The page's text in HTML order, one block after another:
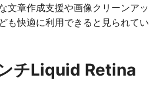
文章作成支援や画像クリーンアッ
も快適に利用できると見られてい
チLiquid Retina